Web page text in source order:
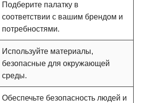
Подберите палатку в
соответствии с вашим брендом и
потребностями.
Используйте материалы,
безопасные для окружающей
среды.
Обеспечьте безопасность людей и